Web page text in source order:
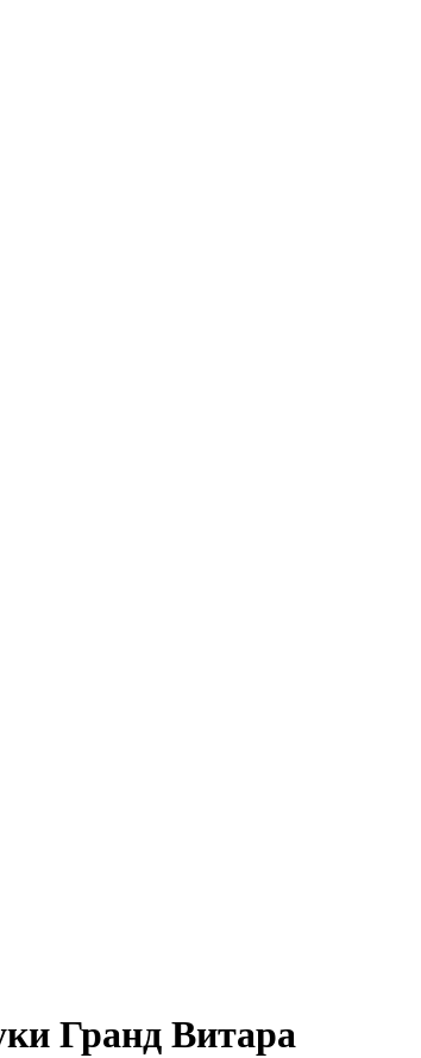
Гранд Витара